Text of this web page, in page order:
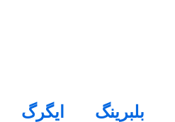
بلبرینگ ایگرگ